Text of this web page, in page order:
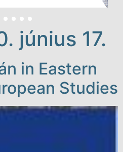
június 17.
in Eastern
Studies